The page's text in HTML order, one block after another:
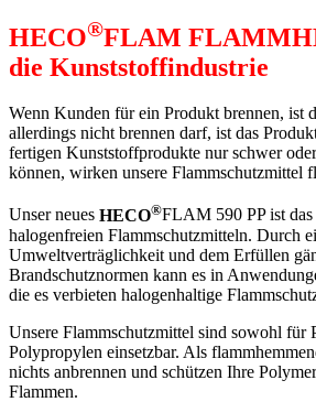
HECO®FLAM
die Kunststoffindustrie
Wenn Kunden für ein Produkt brennen, ist
allerdings nicht brennen darf, ist das
fertigen Kunststoffprodukte nur schwer
können, wirken unsere Flammschutzmittel
Unser neues HECO®FLAM 590 PP ist das
halogenfreien Flammschutzmitteln. Durch
Umweltverträglichkeit und dem Erfüllen
Brandschutznormen kann es in
die es verbieten halogenhaltige
Unsere Flammschutzmittel sind sowohl für
Polypropylen einsetzbar. Als
nichts anbrennen und schützen Ihre
Flammen.